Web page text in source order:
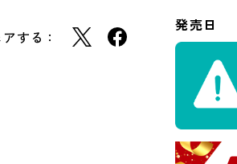
する：
発売日